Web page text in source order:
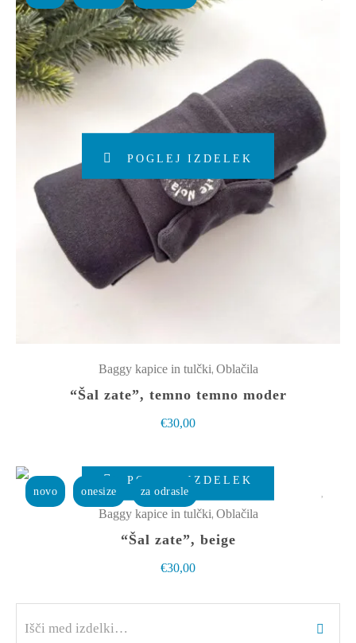
POGLEJ IZDELEK
Baggy kapice in tulčki, Oblačila
“Šal zate”, temno temno moder
€30,00
novo onesize za odrasle
POGLEJ IZDELEK
Baggy kapice in tulčki, Oblačila
“Šal zate”, beige
€30,00